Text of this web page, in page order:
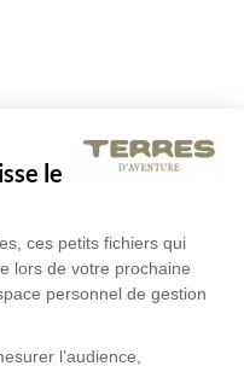
le
ces petits fichiers qui
lors de votre prochaine
personnel de gestion
l’audience,